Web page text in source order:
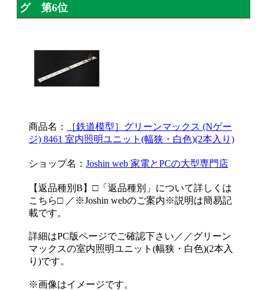
グ 第6位
商品名：
［鉄道模型］グリーンマックス (Nゲー
ジ) 8461 室内照明ユニット(幅狭・白色)(2本入り)
ショップ名： Joshin web 家電とPCの大型専門店
【返品種別B】□「返品種別」について詳しくは
こちら□ ／※Joshin webのご案内※説明は簡易記
載です。
詳細はPC版ページでご確認下さい／／グリーン
マックスの室内照明ユニット(幅狭・白色)(2本入
り)です。
※画像はイメージです。